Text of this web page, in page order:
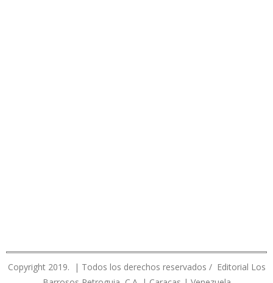
Copyright 2019. | Todos los derechos reservados / Editorial Los